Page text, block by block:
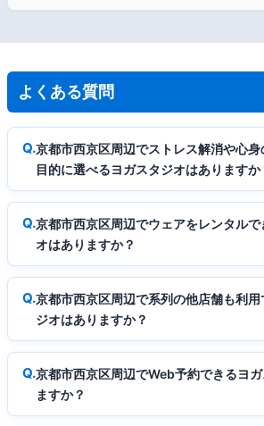
よくある質問
京都市西京区周辺でストレス解消や心
目的に選べるヨガスタジオはありますか
京都市西京区周辺でウェアをレンタル
オはありますか？
京都市西京区周辺で系列の他店舗も利用
ジオはありますか？
京都市西京区周辺でWeb予約できるヨ
ますか？